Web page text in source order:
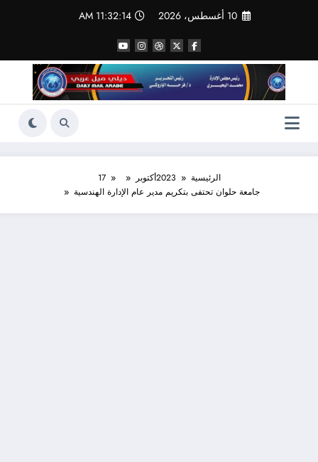
10 أغسطس، 2026 11:32:14 AM
الرئيسية 2023أكتوبر
17
جامعة حلوان تحتفى بتكريم مدير عام الإدارة الهندسية